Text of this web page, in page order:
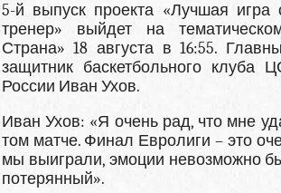
5-й выпуск проекта «Лучшая
тренер» выйдет на
Страна» 18 августа в 16:55.
защитник баскетбольного клуба
России Иван Ухов.
Иван Ухов: «Я очень рад, что мне
том матче. Финал Евролиги – это
мы выиграли, эмоции невозможно
потерянный».